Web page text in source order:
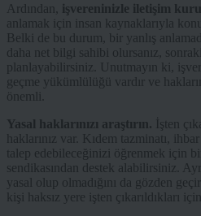
Ardından, işvereninizle iletişim
anlamak için insan kaynaklarıyla
Belki de bu durum, bir yanlış
daha net bilgi sahibi olursanız, sonraki
planlayabilirsiniz. Unutmayın ki,
geçme yükümlülüğü vardır ve
önemli.
Yasal haklarınızı araştırın. İşten
haklarınız var. Kıdem tazminatı,
talep edebileceğinizi öğrenmek için
sendikasından destek alabilirsiniz.
yasal olup olmadığını da gözden
kişi haksız yere işten çıkarıldıkları